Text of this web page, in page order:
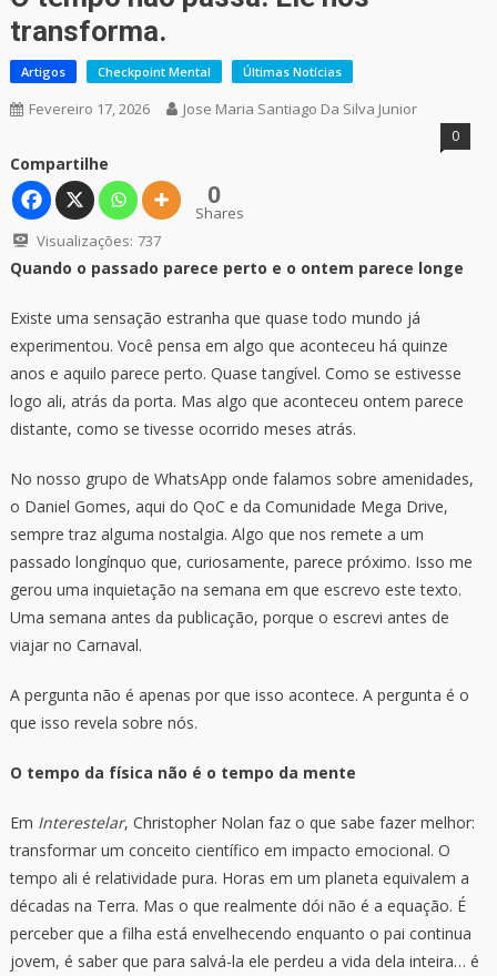
transforma.
Artigos Checkpoint Mental Últimas Notícias
Fevereiro 17, 2026 Jose Maria Santiago Da Silva Junior
0
Compartilhe
0
Shares
Visualizações: 737
Quando o passado parece perto e o ontem parece longe
Existe uma sensação estranha que quase todo mundo já
experimentou. Você pensa em algo que aconteceu há quinze
anos e aquilo parece perto. Quase tangível. Como se estivesse
logo ali, atrás da porta. Mas algo que aconteceu ontem parece
distante, como se tivesse ocorrido meses atrás.
No nosso grupo de WhatsApp onde falamos sobre amenidades,
o Daniel Gomes, aqui do QoC e da Comunidade Mega Drive,
sempre traz alguma nostalgia. Algo que nos remete a um
passado longínquo que, curiosamente, parece próximo. Isso me
gerou uma inquietação na semana em que escrevo este texto.
Uma semana antes da publicação, porque o escrevi antes de
viajar no Carnaval.
A pergunta não é apenas por que isso acontece. A pergunta é o
que isso revela sobre nós.
O tempo da física não é o tempo da mente
Em Interestelar, Christopher Nolan faz o que sabe fazer melhor:
transformar um conceito científico em impacto emocional. O
tempo ali é relatividade pura. Horas em um planeta equivalem a
décadas na Terra. Mas o que realmente dói não é a equação. É
perceber que a filha está envelhecendo enquanto o pai continua
jovem, é saber que para salvá-la ele perdeu a vida dela inteira… é